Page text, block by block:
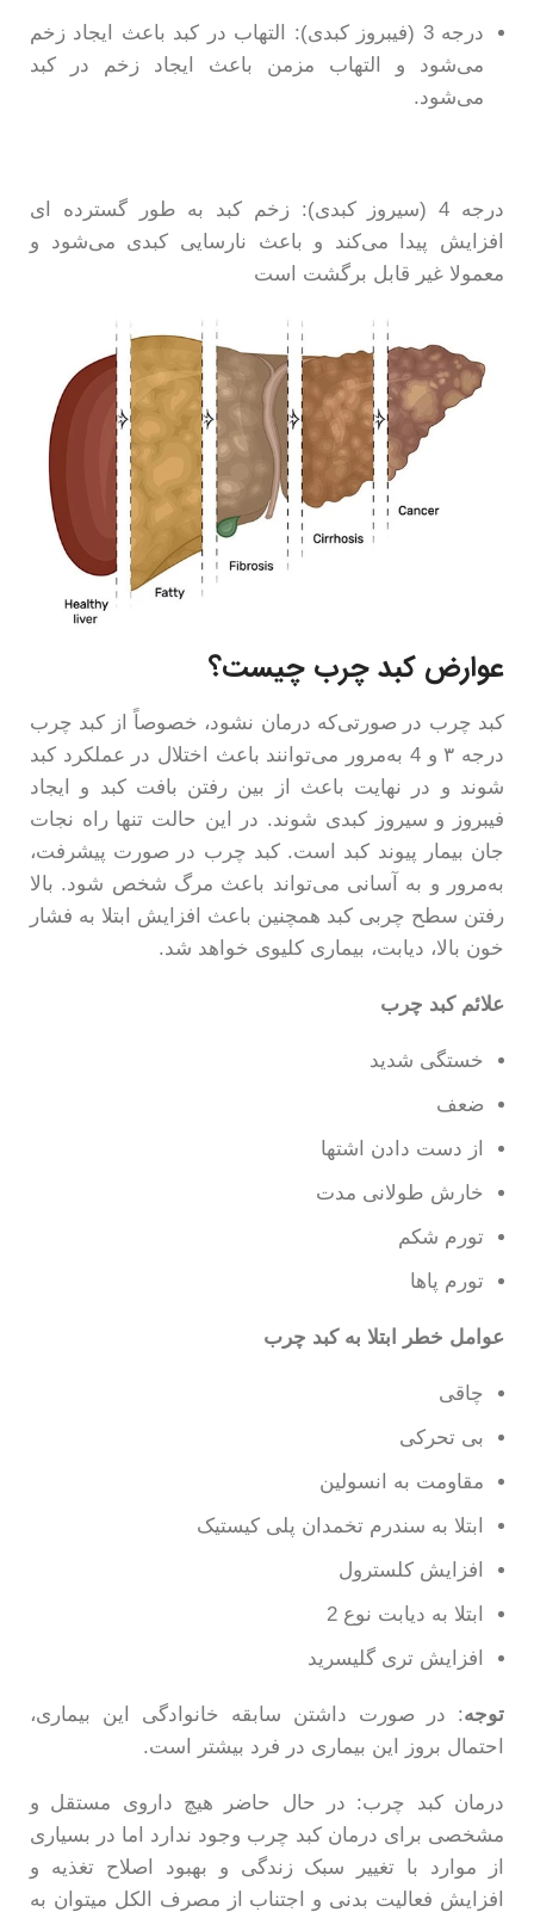
درجه 3 (فیبروز کبدی): التهاب در کبد باعث ایجاد زخم
می‌شود و التهاب مزمن باعث ایجاد زخم در کبد
می‌شود.
درجه 4 (سیروز کبدی): زخم کبد به طور گسترده ای
افزایش پیدا می‌کند و باعث نارسایی کبدی می‌شود و
معمولا غیر قابل برگشت است
عوارض کبد چرب چیست؟
کبد چرب در صورتی‌که درمان نشود، خصوصاً از کبد چرب
درجه ۳ و 4 به‌مرور می‌توانند باعث اختلال در عملکرد کبد
شوند و در نهایت باعث از بین رفتن بافت کبد و ایجاد
فیبروز و سیروز کبدی شوند. در این حالت تنها راه نجات
جان بیمار پیوند کبد است. کبد چرب در صورت پیشرفت،
به‌مرور و به آسانی می‌تواند باعث مرگ شخص شود. بالا
رفتن سطح چربی کبد همچنین باعث افزایش ابتلا به فشار
خون بالا، دیابت، بیماری کلیوی خواهد شد.
علائم کبد چرب
خستگی شدید
ضعف
از دست دادن اشتها
خارش طولانی مدت
تورم شکم
تورم پاها
عوامل خطر ابتلا به کبد چرب
چاقی
بی تحرکی
مقاومت به انسولین
ابتلا به سندرم تخمدان پلی کیستیک
افزایش کلسترول
ابتلا به دیابت نوع 2
افزایش تری گلیسرید
توجه: در صورت داشتن سابقه خانوادگی این بیماری،
احتمال بروز این بیماری در فرد بیشتر است.
درمان کبد چرب: در حال حاضر هیچ داروی مستقل و
مشخصی برای درمان کبد چرب وجود ندارد اما در بسیاری
از موارد با تغییر سبک زندگی و بهبود اصلاح تغذیه و
افزایش فعالیت بدنی و اجتناب از مصرف الکل میتوان به